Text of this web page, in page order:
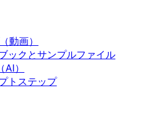
動画）
ックとサンプルファイル
）
トステップ